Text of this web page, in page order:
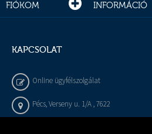
FIÓKOM INFORMÁCIÓ
KAPCSOLAT
Online ügyfélszolgálat
Pécs, Verseny u. 1/A , 7622